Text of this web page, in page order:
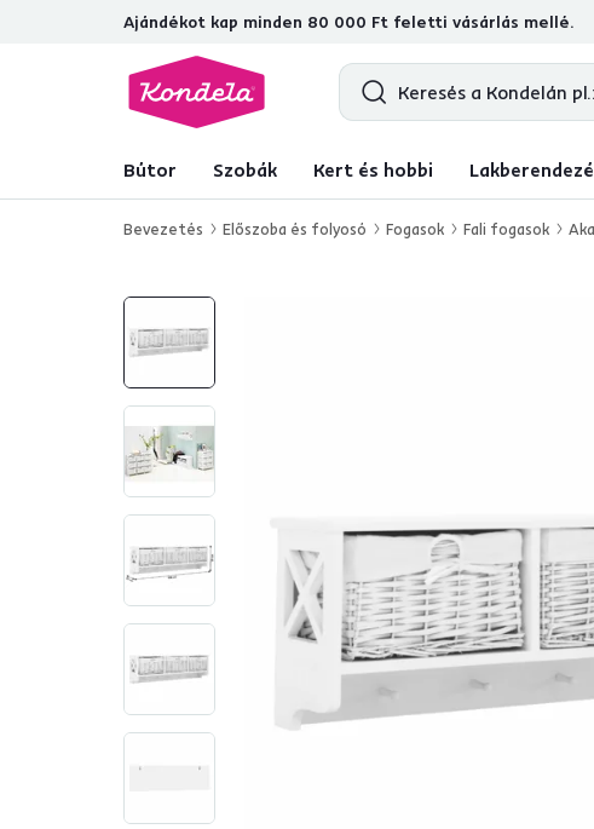
Ajándékot kap minden 80 000 Ft feletti vásárlás mellé.
4,7 31 157ellenőrzött termékértékelések
Bútor Szobák Kert és hobbi
Bevezetés Előszoba és folyosó Fogasok Fali fogasok